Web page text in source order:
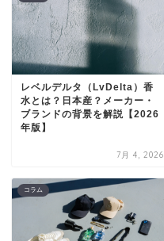
レベルデルタ（LvDelta）香
水とは？日本産？メーカー・
ブランドの背景を解説【2026
年版】
7月 4, 2026
コラム